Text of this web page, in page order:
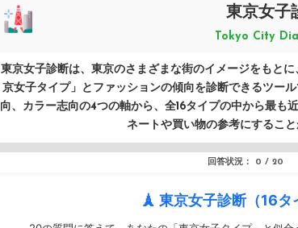
東京女子
Tokyo City
東京女子診断は、東京のさまざまな街のイメージをもと
京女子タイプ」とファッションの傾向を診断できるツー
向、カラー志向の4つの軸から、全16タイプの中から最も
ネートや買い物の参考にすること
回答状況： 0 / 20
🗼 東京女子診断（16タ